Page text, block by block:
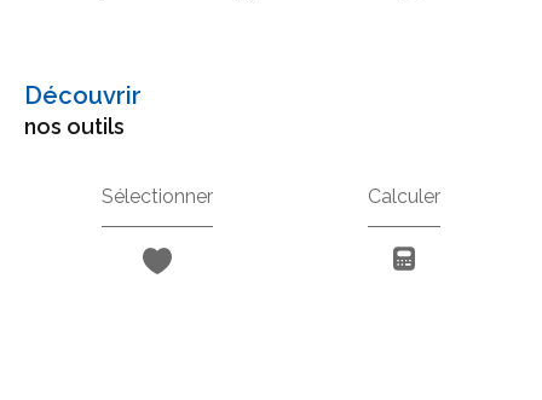
découvrir
nos outils
Sélectionner Calculer